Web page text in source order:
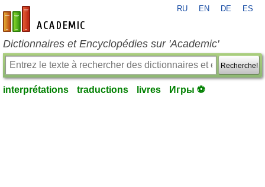
fr-academic.com
RU EN DE ES
Dictionnaires et Encyclopédies sur 'Academic'
Recherche!
interprétations traductions livres Игры ⚽